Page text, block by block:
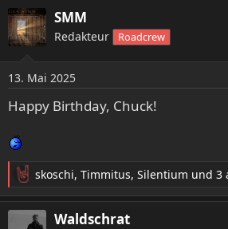
a
k
t
n
e
n
SMM
Redakteur Roadcrew
13. Mai 2025
Happy Birthday, Chuck!
R
e
a
skoschi, Timmitus, Silentium und 3
Waldschrat